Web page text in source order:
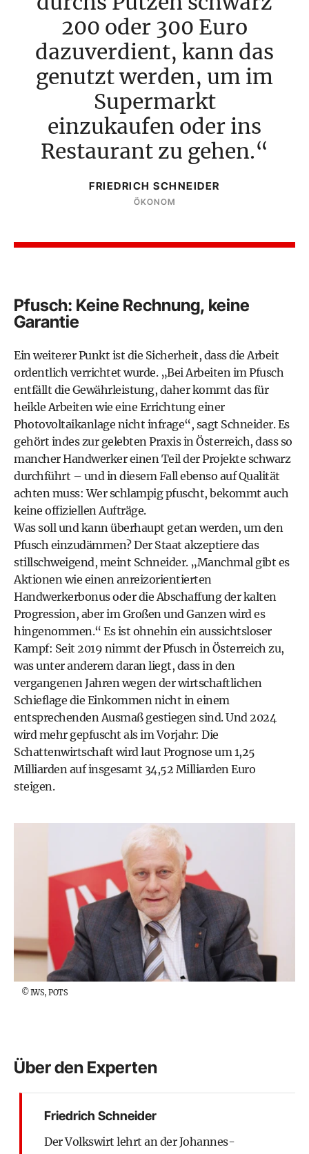
200 oder 300 Euro
dazuverdient, kann das
genutzt werden, um im
Supermarkt
einzukaufen oder ins
Restaurant zu gehen.
FRIEDRICH SCHNEIDER
ÖKONOM
Pfusch: Keine Rechnung, keine
Garantie
Ein weiterer Punkt ist die Sicherheit, dass die Arbeit
ordentlich verrichtet wurde. „Bei Arbeiten im Pfusch
entfällt die Gewährleistung, daher kommt das für
heikle Arbeiten wie eine Errichtung einer
Photovoltaikanlage nicht infrage“, sagt Schneider. Es
gehört indes zur gelebten Praxis in Österreich, dass so
mancher Handwerker einen Teil der Projekte schwarz
durchführt – und in diesem Fall ebenso auf Qualität
achten muss: Wer schlampig pfuscht, bekommt auch
keine offiziellen Aufträge.
Was soll und kann überhaupt getan werden, um den
Pfusch einzudämmen? Der Staat akzeptiere das
stillschweigend, meint Schneider. „Manchmal gibt es
Aktionen wie einen anreizorientierten
Handwerkerbonus oder die Abschaffung der kalten
Progression, aber im Großen und Ganzen wird es
hingenommen.“ Es ist ohnehin ein aussichtsloser
Kampf: Seit 2019 nimmt der Pfusch in Österreich zu,
was unter anderem daran liegt, dass in den
vergangenen Jahren wegen der wirtschaftlichen
Schieflage die Einkommen nicht in einem
entsprechenden Ausmaß gestiegen sind. Und 2024
wird mehr gepfuscht als im Vorjahr: Die
Schattenwirtschaft wird laut Prognose um 1,25
Milliarden auf insgesamt 34,52 Milliarden Euro
steigen.
©IWS, POTS
Über den Experten
Friedrich Schneider
Der Volkswirt lehrt an derJohannes-